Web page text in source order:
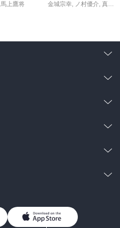
馬上鷹将
金城宗幸, ノ村優介, 真島ヒロ
男子向けラノベ
お問い合わせ